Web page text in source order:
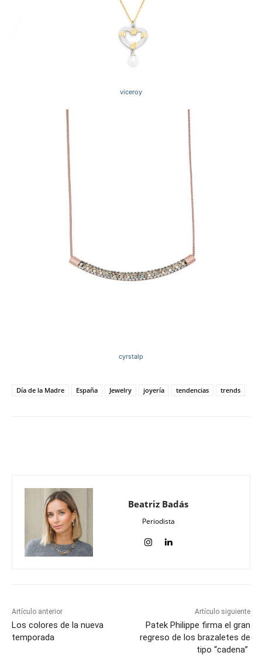
viceroy
cyrstalp
Día de la Madre España Jewelry joyería tendencias trends
Beatriz Badás
Periodista
Artículo anterior
Los colores de la nueva
temporada
Artículo siguiente
Patek Philippe firma el gran
regreso de los brazaletes de
tipo “cadena”